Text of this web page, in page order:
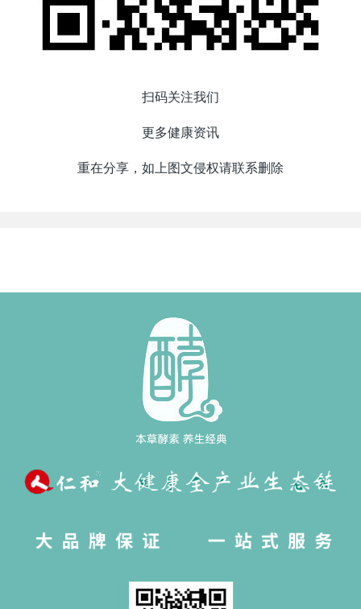
扫码关注我们
更多健康资讯
重在分享，如上图文侵权请联系删除